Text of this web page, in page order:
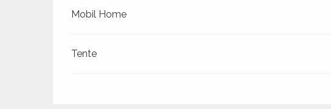
Mobil Home
Tente